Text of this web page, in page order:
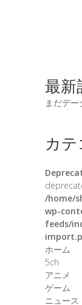
最新
まだデー
カ
/home/
wp-
feeds/
ホーム
5ch
アニメ
ゲーム
ニュース